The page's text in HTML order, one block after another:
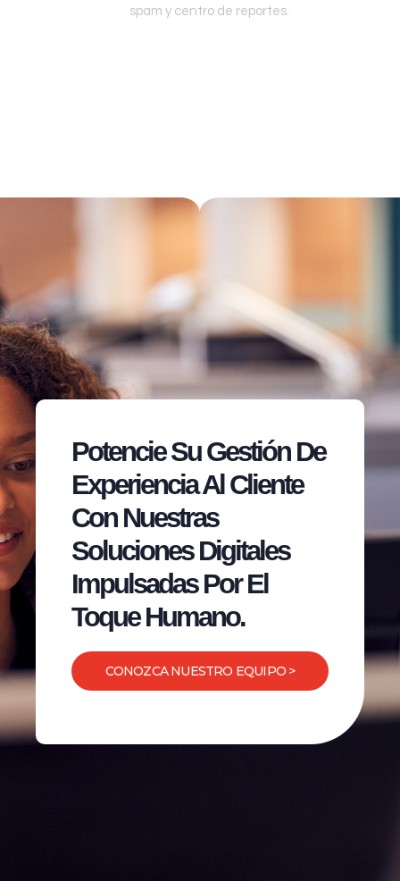
spam y centro de reportes.
Potencie Su Gestión De
Experiencia Al Cliente
Con Nuestras
Soluciones Digitales
Impulsadas Por El
Toque Humano.
CONOZCA NUESTRO EQUIPO >